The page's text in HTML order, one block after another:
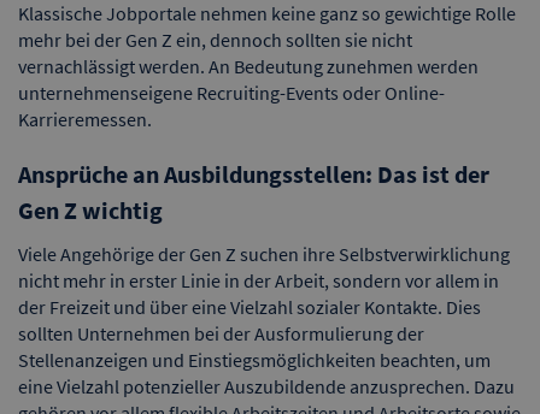
Klassische Jobportale nehmen keine ganz so gewichtige Rolle
mehr bei der Gen Z ein, dennoch sollten sie nicht
vernachlässigt werden. An Bedeutung zunehmen werden
unternehmenseigene Recruiting-Events oder Online-
Karrieremessen.
Ansprüche an Ausbildungsstellen: Das ist der
Gen Z wichtig
Viele Angehörige der Gen Z suchen ihre Selbstverwirklichung
nicht mehr in erster Linie in der Arbeit, sondern vor allem in
der Freizeit und über eine Vielzahl sozialer Kontakte. Dies
sollten Unternehmen bei der Ausformulierung der
Stellenanzeigen und Einstiegsmöglichkeiten beachten, um
eine Vielzahl potenzieller Auszubildende anzusprechen. Dazu